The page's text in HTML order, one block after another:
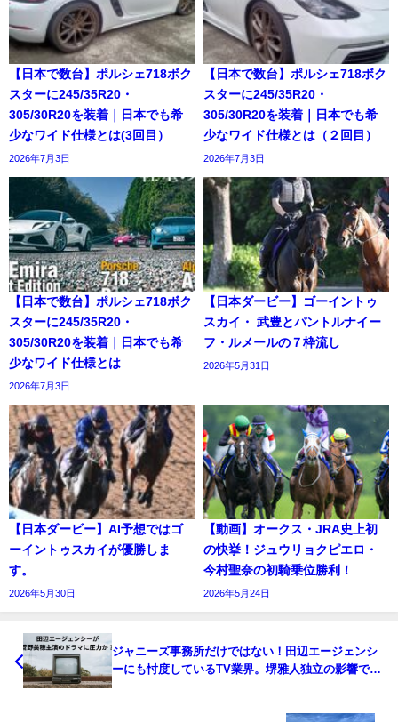
【日本で数台】ポルシェ718ボク
スターに245/35R20・
305/30R20を装着｜日本でも希
少なワイド仕様とは(3回目）
2026年7月3日
【日本で数台】ポルシェ718ボク
スターに245/35R20・
305/30R20を装着｜日本でも希
少なワイド仕様とは（２回目）
2026年7月3日
【日本で数台】ポルシェ718ボク
スターに245/35R20・
305/30R20を装着｜日本でも希
少なワイド仕様とは
2026年7月3日
【日本ダービー】ゴーイントゥ
スカイ・ 武豊とパントルナイー
フ・ルメールの７枠流し
2026年5月31日
【日本ダービー】AI予想ではゴ
ーイントゥスカイが優勝しま
す。
2026年5月30日
【動画】オークス・JRA史上初
の快挙！ジュウリョクピエロ・
今村聖奈の初騎乗位勝利！
2026年5月24日
ジャニーズ事務所だけではない！田辺エージェンシ
ーにも忖度しているTV業界。堺雅人独立の影響で菅